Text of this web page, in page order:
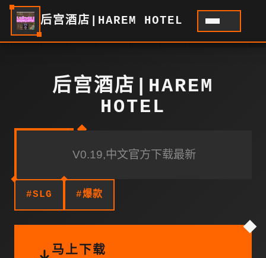
后宫酒店|HAREM HOTEL
后宫酒店|HAREM
HOTEL
V0.19,中文官方下载最新
#SLG #爆款
马上下载